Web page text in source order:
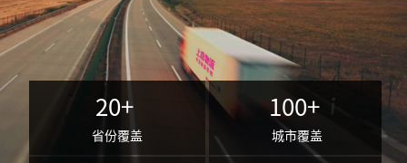
20+
省份覆盖
100+
城市覆盖